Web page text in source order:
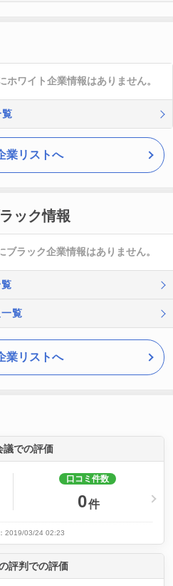
ワイト企業情報はありません。
業リストへ
ック情報
ラック企業情報はありません。
覧
業リストへ
議での評価
口コミ件数
0件
2019/03/24 02:23
評判での評価